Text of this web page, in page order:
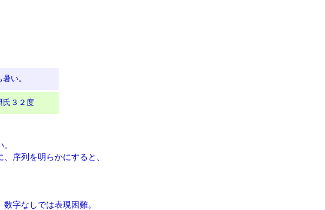
い。
氏３２度
序列を明らかにすると、
字なしでは表現困難。